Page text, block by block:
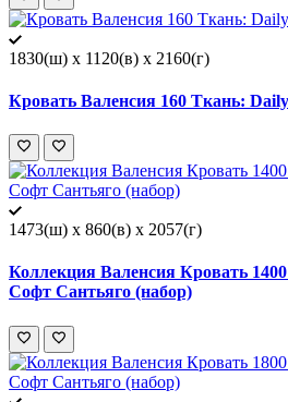
1830(ш) x 1120(в) x 2160(г)
Кровать Валенсия 160 Ткань:
1473(ш) x 860(в) x 2057(г)
Коллекция Валенсия Кровать
Софт Сантьяго (набор)